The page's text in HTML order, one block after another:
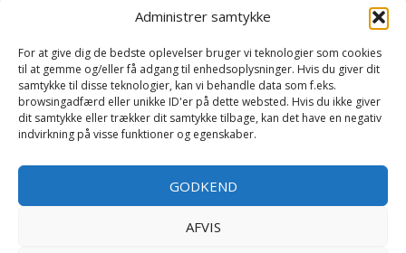
Administrer samtykke
For at give dig de bedste oplevelser bruger vi teknologier som cookies
til at gemme og/eller få adgang til enhedsoplysninger. Hvis du giver dit
samtykke til disse teknologier, kan vi behandle data som f.eks.
browsingadfærd eller unikke ID'er på dette websted. Hvis du ikke giver
dit samtykke eller trækker dit samtykke tilbage, kan det have en negativ
indvirkning på visse funktioner og egenskaber.
GODKEND
AFVIS
Tables with fireplace
Tabletop Fires
Vinkælder
Vinreol
Wine cellar hatch